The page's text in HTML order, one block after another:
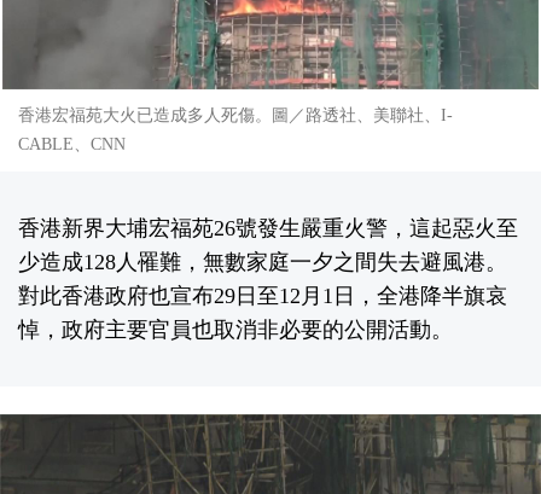
香港宏福苑大火已造成多人死傷。圖／路透社、美聯社、I-
CABLE、CNN
香港新界大埔宏福苑26號發生嚴重火警，這起惡火至
少造成128人罹難，無數家庭一夕之間失去避風港。
對此香港政府也宣布29日至12月1日，全港降半旗哀
悼，政府主要官員也取消非必要的公開活動。